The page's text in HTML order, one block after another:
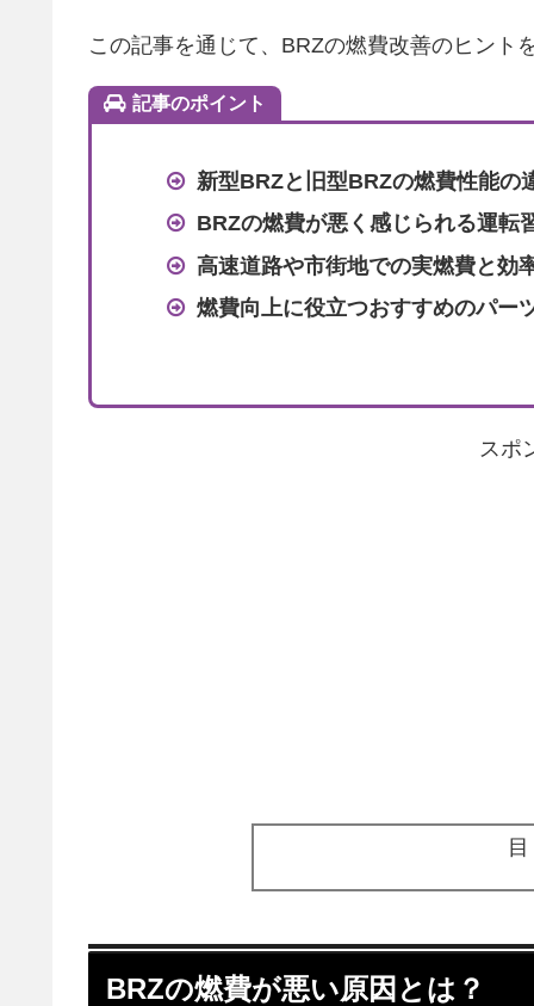
この記事を通じて、BRZの燃費改善のヒント
記事のポイント
新型BRZと旧型BRZの燃費性能の
BRZの燃費が悪く感じられる運転
高速道路や市街地での実燃費と効
燃費向上に役立つおすすめのパー
スポ
BRZの燃費が悪い原因とは？